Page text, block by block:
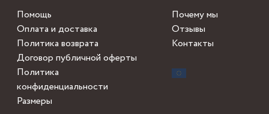
Помощь
Оплата и доставка
Политика возврата
Договор публичной оферты
Политика
конфиденциальности
Размеры
Почему мы
Отзывы
Контакты